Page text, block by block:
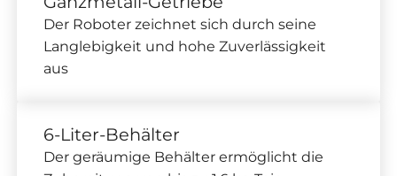
Der Roboter zeichnet sich durch seine
Langlebigkeit und hohe Zuverlässigkeit
aus
6-Liter-Behälter
Der geräumige Behälter ermöglicht die